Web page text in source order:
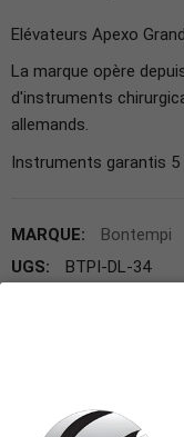
Elévateurs Apexo
La marque opère
d'instruments
allemands.
Instruments garantis
MARQUE:
Bontempi
UGS:
BTPI-DL-34
Expédition le jour
Elévateur APEXO, droit